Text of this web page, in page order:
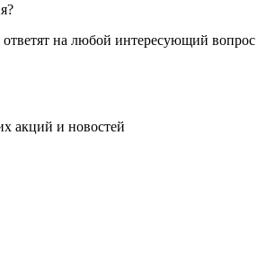
на любой интересующий вопрос
акций и новостей